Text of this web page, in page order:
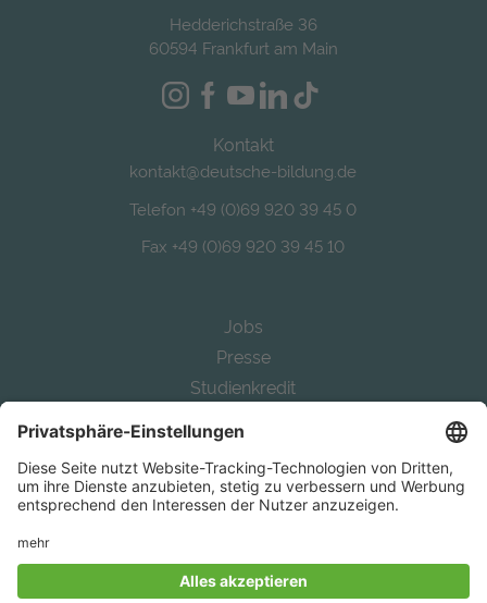
Hedderichstraße 36
60594 Frankfurt am Main
Kontakt
kontakt@deutsche-bildung.de
Telefon +49 (0)69 920 39 45 0
Fax +49 (0)69 920 39 45 10
Jobs
Presse
Studienkredit
Auslandsstudium finanzieren
Study in Germany
aus Frankfurt.